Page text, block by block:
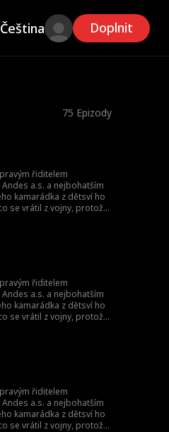
Čeština Doplnit
75 Epizody
řiditelem
a.s. a nejbohatším
kamarádka z dětsví ho
se vrátil z vojny, protože
řiditelem
a.s. a nejbohatším
kamarádka z dětsví ho
se vrátil z vojny, protože
řiditelem
a.s. a nejbohatším
kamarádka z dětsví ho
se vrátil z vojny, protože